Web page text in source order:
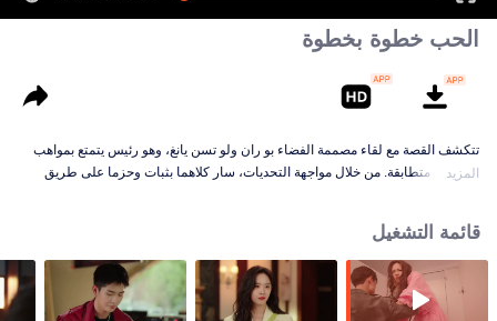
الحب خطوة بخطوة
تتكشف القصة مع لقاء مصممة الفضاء بو ران ولو تسن يانغ، وهو رئيس يتمتع بمواهب
تصميمية متطابقة. من خلال مواجهة التحديات، سار كلاهما بثبات وحزما على طريق
المزيد
قائمة التشغيل